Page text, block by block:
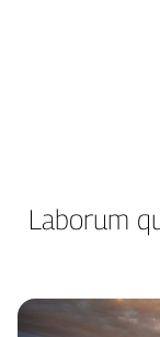
Laborum